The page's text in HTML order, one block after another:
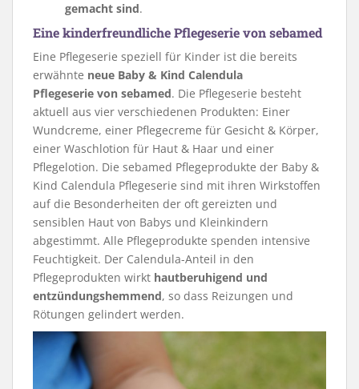
gemacht sind.
Eine kinderfreundliche Pflegeserie von sebamed
Eine Pflegeserie speziell für Kinder ist die bereits
erwähnte neue Baby & Kind Calendula
Pflegeserie von sebamed. Die Pflegeserie besteht
aktuell aus vier verschiedenen Produkten: Einer
Wundcreme, einer Pflegecreme für Gesicht & Körper,
einer Waschlotion für Haut & Haar und einer
Pflegelotion. Die sebamed Pflegeprodukte der Baby &
Kind Calendula Pflegeserie sind mit ihren Wirkstoffen
auf die Besonderheiten der oft gereizten und
sensiblen Haut von Babys und Kleinkindern
abgestimmt. Alle Pflegeprodukte spenden intensive
Feuchtigkeit. Der Calendula-Anteil in den
Pflegeprodukten wirkt hautberuhigend und
entzündungshemmend, so dass Reizungen und
Rötungen gelindert werden.